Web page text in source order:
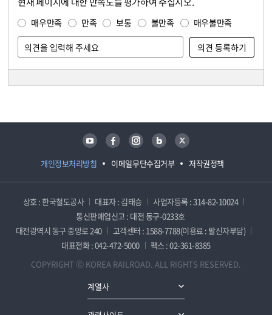
매우만족 만족 보통 불만족 매우불만족
개인정보처리방침 이메일무단수집거부 저작권정책
유튜브 페이스북 인스타그램 블로그 트위터
상호 : 한국철도공사 대표자 : 김태승
사업자등록 : 314-82-10024
통신판매업신고 : 대전 동구-0233호
대전광역시 동구 중앙로 240
고객센터 : 1588-7788(이용료 : 발신자부담)
대표전화 : 042-472-5000
팩스 : 02-361-8385
COPYRIGHT ⓒ KOREA RAILROAD. ALL RIGHTS RESERVED.
계열사